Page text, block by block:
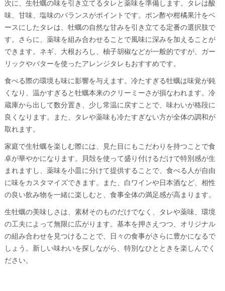
次に、生牡蠣の味を引き立てるタレと薬味を準備します。タレは酸
味、甘味、塩味のバランスがポイントです。ポン酢や柑橘果汁をベ
ースにしたタレは、牡蠣の自然な甘みを引き立てる定番の選択肢で
す。さらに、薬味を組み合わせることで風味に深みを加えることが
できます。ネギ、大根おろし、柚子胡椒などが一般的ですが、ガー
リックやバターを使ったアレンジタレもおすすめです。
食べる際の環境も味に影響を与えます。冷たすぎる牡蠣は味覚が鈍
くなり、温かすぎると牡蠣本来のクリーミーさが損なわれます。冷
蔵庫から出して数分置き、少し常温に戻すことで、味わいが格段に
良くなります。また、タレや薬味も冷たすぎない方が全体の調和が
取れます。
家庭で生牡蠣を楽しむ際には、見た目にもこだわりを持つことで食
卓が華やかになります。貝殻を使って盛り付けるだけで特別感が生
まれますし、薬味を小皿に分けて提供することで、食べる人が自由
に味をカスタマイズできます。また、白ワインや日本酒など、相性
の良い飲み物を一緒に楽しむと、食事全体の満足感が高まります。
生牡蠣の美味しさは、素材そのものだけでなく、タレや薬味、環境
の工夫によって無限に広がります。基本を押さえつつ、オリジナル
の組み合わせを見つけることで、日々の食事がさらに豊かになるで
しょう。新しい味わいを探しながら、特別なひとときを楽しんでく
ださい。